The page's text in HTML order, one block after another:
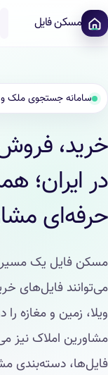
مسکن فایل
سامانه جستجوی ملک و
خرید،
در ایران؛
حرفه‌ای
مسکن فایل یک مسیر
می‌توانند فایل‌های
ویلا، زمین و مغازه
مشاورین املاک نیز
فایل‌ها، دسته‌بندی